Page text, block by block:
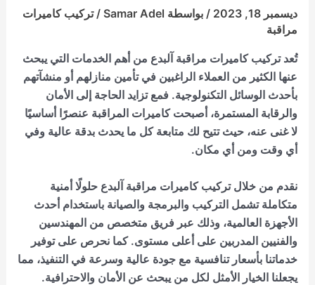
ديسمبر 18, 2023 / بواسطة Samar Adel
/تركيب كاميرات
مراقبة
تُعدتركيب كاميرات مراقبة آلبدع من أهم الخدمات التي يبحث
عنها الكثير من العملاء الراغبين في تأمين منازلهم أو منشآتهم
بأحدث الوسائل التكنولوجية. فمع تزايد الحاجة إلى الأمان
والرقابة المستمرة، أصبحت كاميرات المراقبة عنصرًا أساسيًا
لا غنى عنه، حيث تتيح لك متابعة كل ما يحدث بدقة عالية وفي
أي وقت ومن أي مكان.
نقدم من خلالتركيب كاميرات مراقبة آلبدع حلولًا أمنية
متكاملة تشمل التركيب والبرمجة والصيانة باستخدام أحدث
الأجهزة العالمية، وذلك عبر فريق متخصص من المهندسين
والفنيين المدربين على أعلى مستوى. كما نحرص على توفير
خدماتنا بأسعار تنافسية مع جودة عالية وسرعة في التنفيذ، مما
يجعلنا الخيار الأمثل لكل من يبحث عن الأمان والاحترافية.